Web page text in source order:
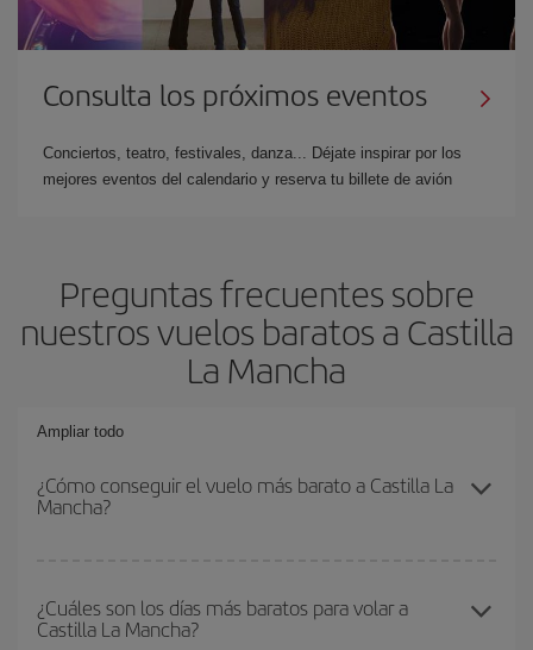
Consulta los próximos eventos
Conciertos, teatro, festivales, danza... Déjate inspirar por los
mejores eventos del calendario y reserva tu billete de avión
Preguntas frecuentes sobre
nuestros vuelos baratos a Castilla
La Mancha
Ampliar todo
¿Cómo conseguir el vuelo más barato a Castilla La
Mancha?
barato si evitas temporadas altas, compras con antelación y
puedes ser flexible con las fechas y horarios de ida y vuelta.
¿Cuáles son los días más baratos para volar a
Castilla La Mancha?